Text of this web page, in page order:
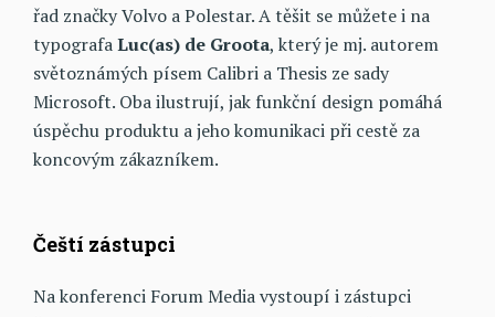
řad značky Volvo a Polestar. A těšit se můžete i na
typografaLuc(as) de Groota, který je mj. autorem
světoznámých písem Calibri a Thesis ze sady
Microsoft. Oba ilustrují, jak funkční design pomáhá
úspěchu produktu a jeho komunikaci při cestě za
koncovým zákazníkem.
Čeští zástupci
Na konferenci Forum Media vystoupí i zástupci